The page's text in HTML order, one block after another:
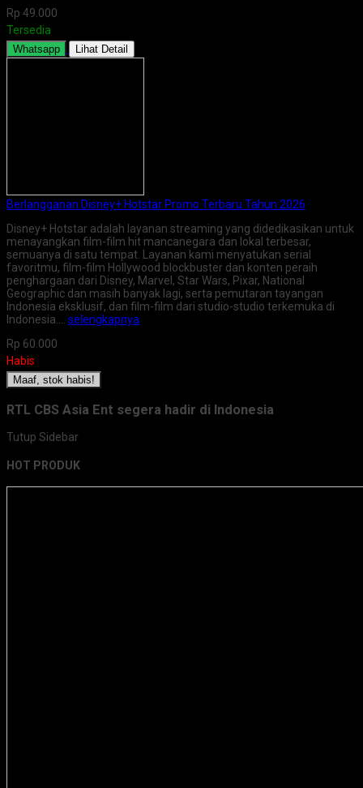
Rp 49.000
Tersedia
Whatsapp Lihat Detail
Berlangganan Disney+ Hotstar Promo Terbaru Tahun 2026
Disney+ Hotstar adalah layanan streaming yang didedikasikan untuk
menayangkan film-film hit mancanegara dan lokal terbesar,
semuanya di satu tempat. Layanan kami menyatukan serial
favoritmu, film-film Hollywood blockbuster dan konten peraih
penghargaan dari Disney, Marvel, Star Wars, Pixar, National
Geographic dan masih banyak lagi, serta pemutaran tayangan
Indonesia eksklusif, dan film-film dari studio-studio terkemuka di
Indonesia…. selengkapnya
Rp 60.000
Habis
Maaf, stok habis!
RTL CBS Asia Ent segera hadir di Indonesia
Tutup Sidebar
HOT PRODUK